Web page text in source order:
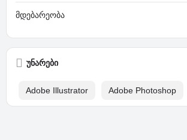
მდებარეობა
უნარები
Adobe Illustrator Adobe Photoshop